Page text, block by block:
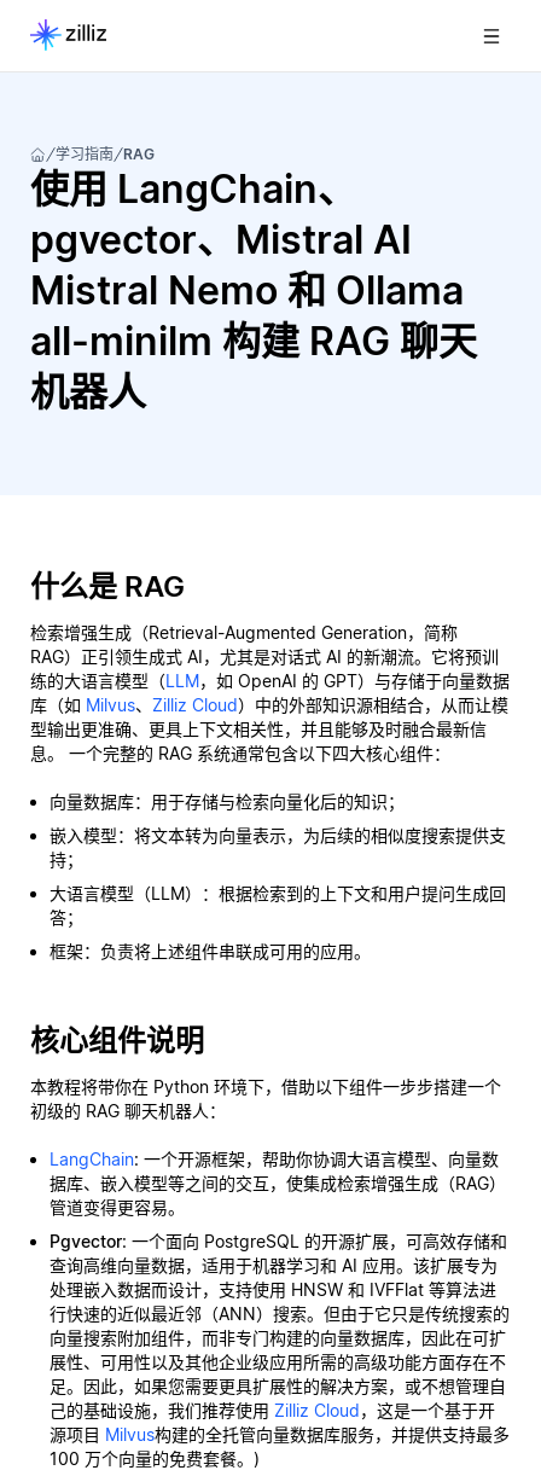
学习指南 RAG
使用 LangChain、
pgvector、Mistral AI
Mistral Nemo 和 Ollama
all-minilm 构建 RAG 聊天
机器人
什么是 RAG
检索增强生成（Retrieval-Augmented Generation，简称
RAG）正引领生成式 AI，尤其是对话式 AI 的新潮流。它将预训
练的大语言模型（LLM，如 OpenAI 的 GPT）与存储于向量数据
库（如 Milvus、 Zilliz Cloud）中的外部知识源相结合，从而让模
型输出更准确、更具上下文相关性，并且能够及时融合最新信
息。 一个完整的 RAG 系统通常包含以下四大核心组件：
向量数据库：用于存储与检索向量化后的知识；
嵌入模型：将文本转为向量表示，为后续的相似度搜索提供支
持；
大语言模型（LLM）：根据检索到的上下文和用户提问生成回
答；
框架：负责将上述组件串联成可用的应用。
核心组件说明
本教程将带你在 Python 环境下，借助以下组件一步步搭建一个
初级的 RAG 聊天机器人：
LangChain: 一个开源框架，帮助你协调大语言模型、向量数
据库、嵌入模型等之间的交互，使集成检索增强生成（RAG）
管道变得更容易。
Pgvector: 一个面向 PostgreSQL 的开源扩展，可高效存储和
查询高维向量数据，适用于机器学习和 AI 应用。该扩展专为
处理嵌入数据而设计，支持使用 HNSW 和 IVFFlat 等算法进
行快速的近似最近邻（ANN）搜索。但由于它只是传统搜索的
向量搜索附加组件，而非专门构建的向量数据库，因此在可扩
展性、可用性以及其他企业级应用所需的高级功能方面存在不
足。因此，如果您需要更具扩展性的解决方案，或不想管理自
己的基础设施，我们推荐使用 Zilliz Cloud，这是一个基于开
源项目 Milvus构建的全托管向量数据库服务，并提供支持最多
100 万个向量的免费套餐。)